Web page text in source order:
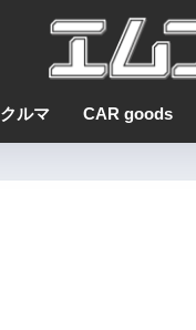
クルマ CAR goods